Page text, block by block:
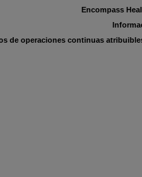
Encompass
de operaciones continuas